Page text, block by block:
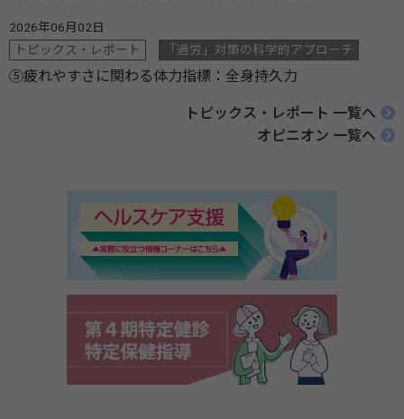
2026年06月02日
トピックス・レポート
「過労」対策の科学的アプローチ
⑤疲れやすさに関わる体力指標：全身持久力
トピックス・レポート 一覧へ
オピニオン 一覧へ